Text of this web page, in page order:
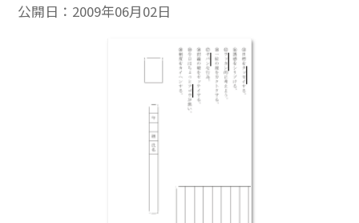
公開日： 2009年06月02日